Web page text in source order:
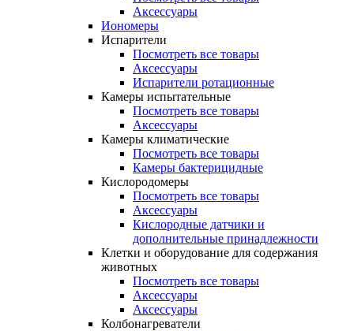
Аксессуары
Иономеры
Испарители
Посмотреть все товары
Аксессуары
Испарители ротационные
Камеры испытательные
Посмотреть все товары
Аксессуары
Камеры климатические
Посмотреть все товары
Камеры бактерицидные
Кислородомеры
Посмотреть все товары
Аксессуары
Кислородные датчики и
дополнительные принадлежности
Клетки и оборудование для содержания
животных
Посмотреть все товары
Аксессуары
Аксессуары
Колбонагреватели